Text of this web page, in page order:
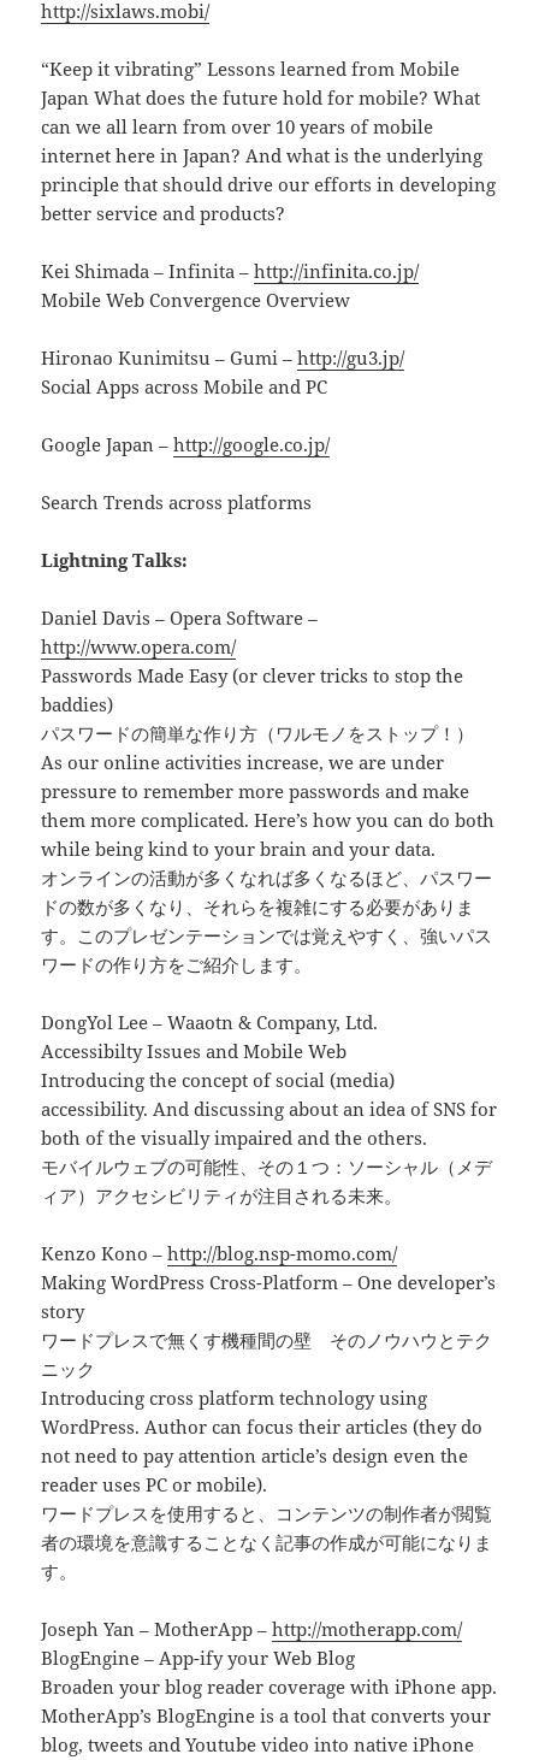
http://sixlaws.mobi/
“Keep it vibrating” Lessons learned from Mobile
Japan What does the future hold for mobile? What
can we all learn from over 10 years of mobile
internet here in Japan? And what is the underlying
principle that should drive our efforts in developing
better service and products?
Kei Shimada – Infinita –http://infinita.co.jp/
Mobile Web Convergence Overview
Hironao Kunimitsu – Gumi –http://gu3.jp/
Social Apps across Mobile and PC
Google Japan –http://google.co.jp/
Search Trends across platforms
Lightning Talks:
Daniel Davis – Opera Software –
http://www.opera.com/
Passwords Made Easy (or clever tricks to stop the
baddies)
パスワードの簡単な作り方（ワルモノをストップ！）
As our online activities increase, we are under
pressure to remember more passwords and make
them more complicated. Here’s how you can do both
while being kind to your brain and your data.
オンラインの活動が多くなれば多くなるほど、パスワー
ドの数が多くなり、それらを複雑にする必要がありま
す。このプレゼンテーションでは覚えやすく、強いパス
ワードの作り方をご紹介します。
DongYol Lee – Waaotn & Company, Ltd.
Accessibilty Issues and Mobile Web
Introducing the concept of social (media)
accessibility. And discussing about an idea of SNS for
both of the visually impaired and the others.
モバイルウェブの可能性、その１つ：ソーシャル（メデ
ィア）アクセシビリティが注目される未来。
Kenzo Kono –http://blog.nsp-momo.com/
Making WordPress Cross-Platform – One developer’s
story
ワードプレスで無くす機種間の壁 そのノウハウとテク
ニック
Introducing cross platform technology using
WordPress. Author can focus their articles (they do
not need to pay attention article’s design even the
reader uses PC or mobile).
ワードプレスを使用すると、コンテンツの制作者が閲覧
者の環境を意識することなく記事の作成が可能になりま
す。
Joseph Yan – MotherApp –http://motherapp.com/
BlogEngine – App-ify your Web Blog
Broaden your blog reader coverage with iPhone app.
MotherApp’s BlogEngine is a tool that converts your
blog, tweets and Youtube video into native iPhone